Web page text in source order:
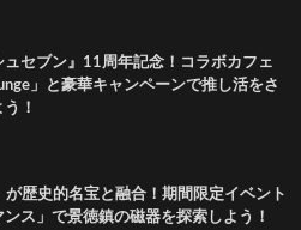
ュセブン』11周年記念！コラボカフェ
」と豪華キャンペーンで推し活をさ
！
が歴史的名宝と融合！期間限定イベント
ンス」で景徳鎮の磁器を探索しよう！